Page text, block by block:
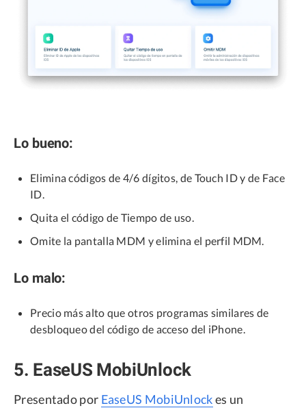
Lo bueno:
Elimina códigos de 4/6 dígitos, de Touch ID y de Face
ID.
Quita el código de Tiempo de uso.
Omite la pantalla MDM y elimina el perfil MDM.
Lo malo:
Precio más alto que otros programas similares de
desbloqueo del código de acceso del iPhone.
5. EaseUS MobiUnlock
Presentado por EaseUS MobiUnlockes un